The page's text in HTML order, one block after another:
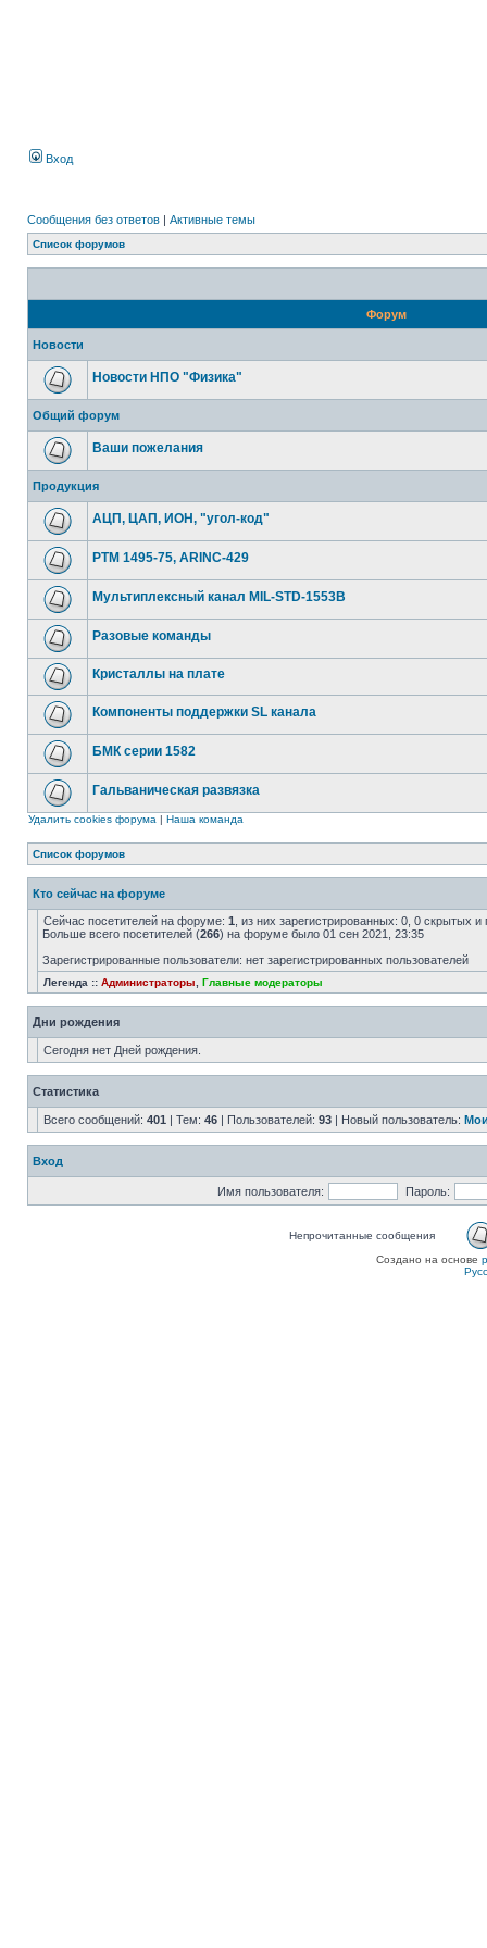
Вход
Сообщения без ответов | Активные темы
Список форумов
Форум
Новости
Новости НПО "Физика"
Общий форум
Ваши пожелания
Продукция
АЦП, ЦАП, ИОН, "угол-код"
РТМ 1495-75, ARINC-429
Мультиплексный канал MIL-STD-1553B
Разовые команды
Кристаллы на плате
Компоненты поддержки SL канала
БМК серии 1582
Гальваническая развязка
Удалить cookies форума | Наша команда
Список форумов
Кто сейчас на форуме
Сейчас посетителей на форуме: 1 , из них зарегистрированных: 0, 0 скрытых
Больше всего посетителей (266) на форуме было 01 сен 2021, 23:35
Зарегистрированные пользователи: нет зарегистрированных пользователей
Легенда :: Администраторы Главные модераторы
Дни рождения
Сегодня нет Дней рождения.
Статистика
Всего сообщений: 401 | Тем: 46 | Пользователей: 93 | Новый пользователь:
Вход
Имя пользователя: Пароль:
Непрочитанные сообщения
Создано на основе